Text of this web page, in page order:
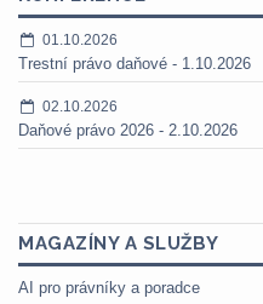
01.10.2026
Trestní právo daňové - 1.10.2026
02.10.2026
Daňové právo 2026 - 2.10.2026
MAGAZÍNY A SLUŽBY
AI pro právníky a poradce